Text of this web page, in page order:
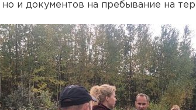
но и документов на пребывание на